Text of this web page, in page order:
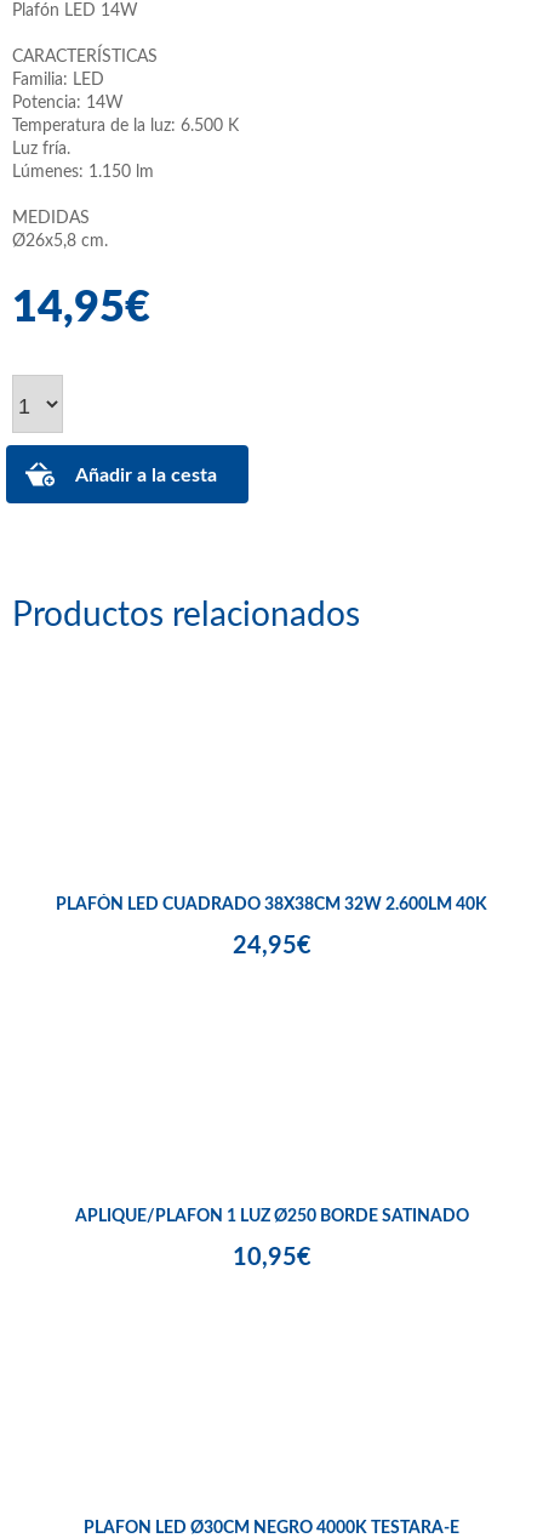
Plafón LED 14W
CARACTERÍSTICAS
Familia: LED
Potencia: 14W
Temperatura de la luz: 6.500 K
Luz fría.
Lúmenes: 1.150 lm
MEDIDAS
Ø26x5,8 cm.
14,95€
Productos relacionados
PLAFÓN LED CUADRADO 38X38CM 32W 2.600LM 40K
24,95€
APLIQUE/PLAFON 1 LUZ Ø250 BORDE SATINADO
10,95€
PLAFON LED Ø30CM NEGRO 4000K TESTARA-E